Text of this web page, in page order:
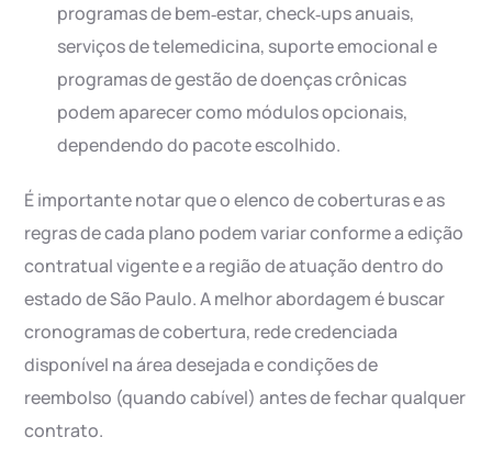
programas de bem‑estar, check‑ups anuais,
serviços de telemedicina, suporte emocional e
programas de gestão de doenças crônicas
podem aparecer como módulos opcionais,
dependendo do pacote escolhido.
É importante notar que o elenco de coberturas e as
regras de cada plano podem variar conforme a edição
contratual vigente e a região de atuação dentro do
estado de São Paulo. A melhor abordagem é buscar
cronogramas de cobertura, rede credenciada
disponível na área desejada e condições de
reembolso (quando cabível) antes de fechar qualquer
contrato.